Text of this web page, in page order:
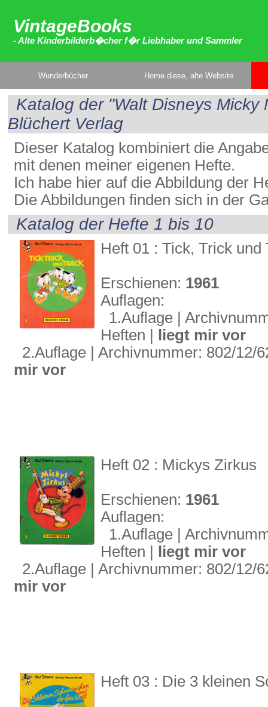
VintageBooks
- Alte Kinderbilderb�cher f�r Liebhaber und Sammler
Wunderbücher Home diese, alte Website
Katalog der "Walt Disneys
Blüchert Verlag
Dieser Katalog kombiniert die
mit denen meiner eigenen Hefte.
Ich habe hier auf die Abbildung der
Die Abbildungen finden sich in der
Katalog der Hefte 1 bis 10
Heft 01 : Tick, Trick und
Erschienen: 1961
Auflagen:
1.Auflage |
Heften |
liegt mir vor
2.Auflage | Archivnummer: 802/12/
mir vor
Heft 02 : Mickys Zirkus
Erschienen: 1961
Auflagen:
1.Auflage |
Heften |
liegt mir vor
2.Auflage | Archivnummer: 802/12/
mir vor
Heft 03 : Die 3 kleinen